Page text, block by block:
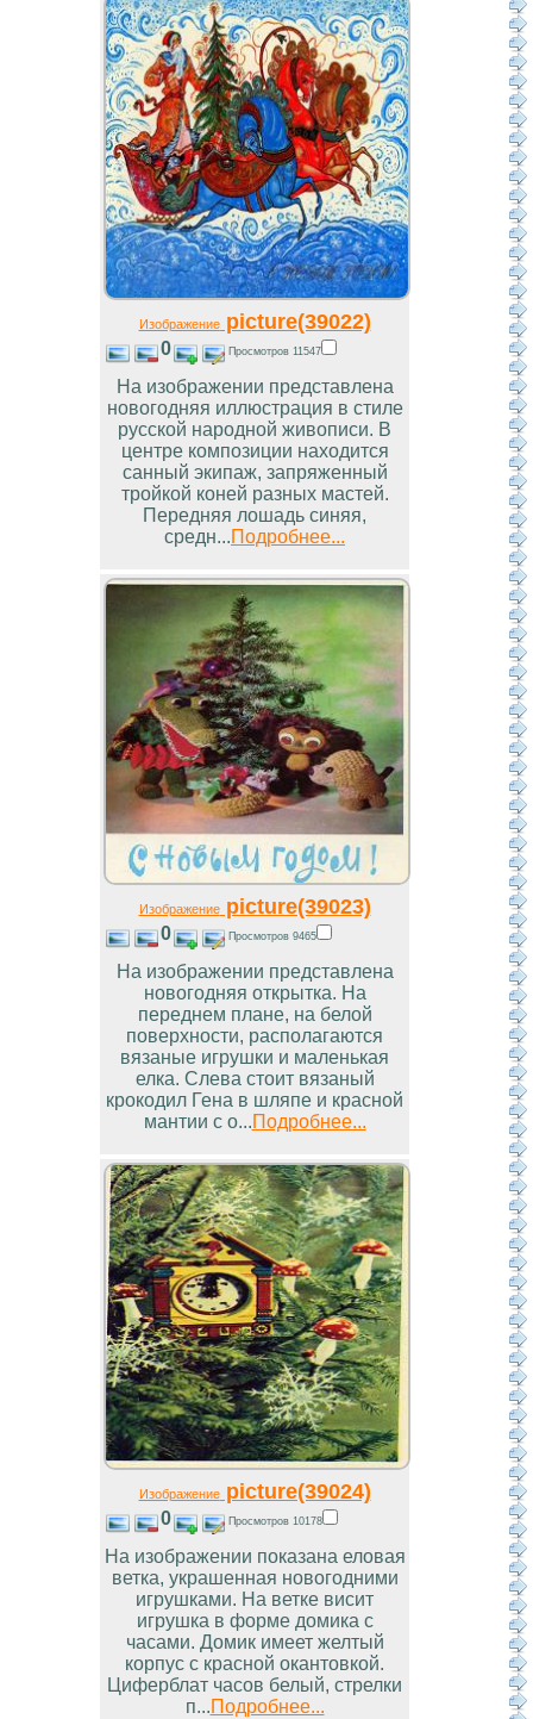
Изображениеpicture(39022)
0 Просмотров 11547
На изображении представлена
новогодняя иллюстрация в стиле
русской народной живописи. В
центре композиции находится
санный экипаж, запряженный
тройкой коней разных мастей.
Передняя лошадь синяя,
средн...Подробнее...
Изображениеpicture(39023)
0 Просмотров 9465
На изображении представлена
новогодняя открытка. На
переднем плане, на белой
поверхности, располагаются
вязаные игрушки и маленькая
елка. Слева стоит вязаный
крокодил Гена в шляпе и красной
мантии с о...Подробнее...
Изображениеpicture(39024)
0 Просмотров 10178
На изображении показана еловая
ветка, украшенная новогодними
игрушками. На ветке висит
игрушка в форме домика с
часами. Домик имеет желтый
корпус с красной окантовкой.
Циферблат часов белый, стрелки
п...Подробнее...